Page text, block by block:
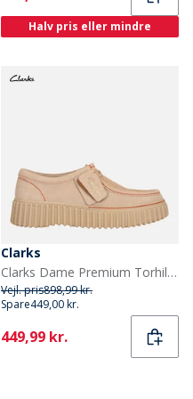
Halv pris eller mindre
Clarks
Clarks Dame Premium Torhill Bee Sko Ecru Suede
Vejl. pris898,99 kr.
Spare449,00 kr.
Current
449,99 kr.